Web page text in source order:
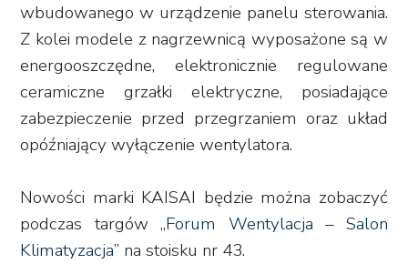
wbudowanego w urządzenie panelu sterowania.
Z kolei modele z nagrzewnicą wyposażone są w
energooszczędne, elektronicznie regulowane
ceramiczne grzałki elektryczne, posiadające
zabezpieczenie przed przegrzaniem oraz układ
opóźniający wyłączenie wentylatora.
Nowości marki KAISAI będzie można zobaczyć
podczas targów „Forum Wentylacja – Salon
Klimatyzacja” na stoisku nr 43.